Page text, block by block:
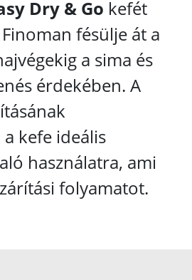
Dry & Go kefét
fésülje át a
a sima és
érdekében. A
kefe ideális
használatra, ami
folyamatot.